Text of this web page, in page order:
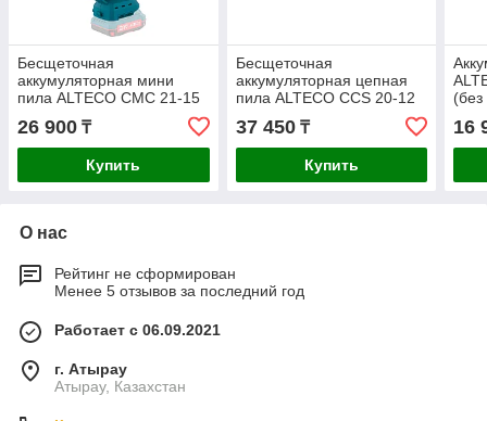
Бесщеточная
аккумуляторная мини
пила ALTECO CMC 21-15
BL Solo (без АКБ и ЗУ)
26 900 ₸
Купить
Бесщеточная
аккумуляторная цепная
пила ALTECO CCS 20-12
Li BL Solo (Без АКБ и ЗУ)
37 450₸
Купить
16
О нас
Рейтинг не сформирован
Менее 5 отзывов за последний год
Работает с 06.09.2021
г. Атырау
Атырау, Казахстан